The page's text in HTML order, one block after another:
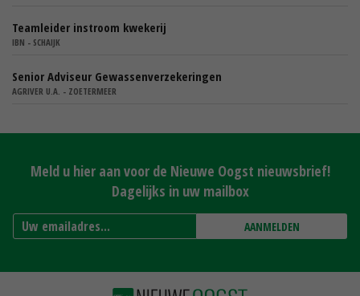
Teamleider instroom kwekerij
IBN - SCHAIJK
Senior Adviseur Gewassenverzekeringen
AGRIVER U.A. - ZOETERMEER
Meld u hier aan voor de Nieuwe Oogst nieuwsbrief!
Dagelijks in uw mailbox
AANMELDEN